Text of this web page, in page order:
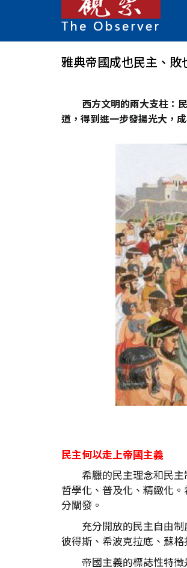
雅典帝國成也民主、
西方文明的兩大支柱：
道，得到進一步發揚光大，
民主何以走上帝國主義
希臘的民主理念和民
哲學化、普及化、精緻化
分闡發。
充分開放的民主自由
彼得斯、希波克拉底、蘇
帝國主義的標誌性特